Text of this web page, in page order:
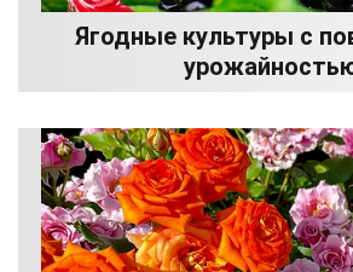
Ягодные культуры с